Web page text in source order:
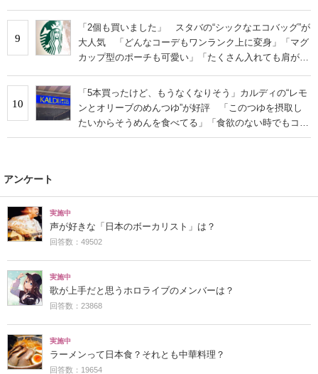
9
「2個も買いました」 スタバの“シックなエコバッグ”が
大人気 「どんなコーデもワンランク上に変身」「マグ
カップ型のポーチも可愛い」「たくさん入れても肩が痛
10
「5本買ったけど、もうなくなりそう」カルディの“レモ
ンとオリーブのめんつゆ”が好評 「このつゆを摂取し
たいからそうめんを食べてる」「食欲のない時でもコレ
で食べられる」
アンケート
実施中
声が好きな「日本のボーカリスト」は？
回答数：49502
実施中
歌が上手だと思うホロライブのメンバーは？
回答数：23868
実施中
ラーメンって日本食？それとも中華料理？
回答数：19654